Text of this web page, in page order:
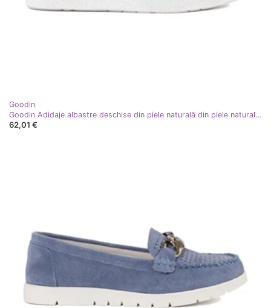
Goodin
Goodin Adidaje albastre deschise din piele naturală din piele naturală albastru
62,01 €